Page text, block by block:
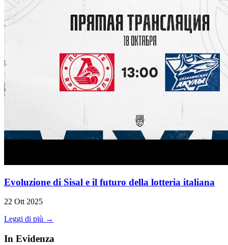
Evoluzione di Sisal e il futuro della lotteria italiana
22 Ott 2025
Leggi di più →
In Evidenza